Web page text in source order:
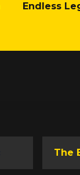
Endless
The